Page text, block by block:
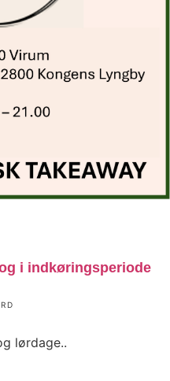
i indkøringsperiode
lørdage..